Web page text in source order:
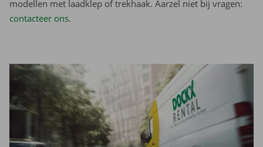
modellen met laadklep of trekhaak. Aarzel niet bij vragen:
contacteer ons.